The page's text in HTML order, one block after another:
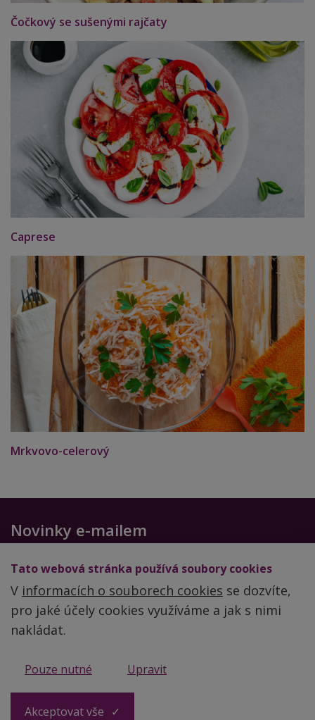
Čočkový se sušenými rajčaty
Caprese
Mrkvovo-celerový
Novinky e-mailem
Chcete-li dostávat další zdravé recepty a cenné rady,
Obchodní podmínky
Zpracování a ochrana osobních údajů
© 2026 Ing. Lenka Vymlátilová
Tato webová stránka používá soubory cookies
V informacích o souborech cookies se dozvíte,
pro jaké účely cookies využíváme a jak s nimi
nakládat.
Pouze nutné Upravit
Akceptovat vše